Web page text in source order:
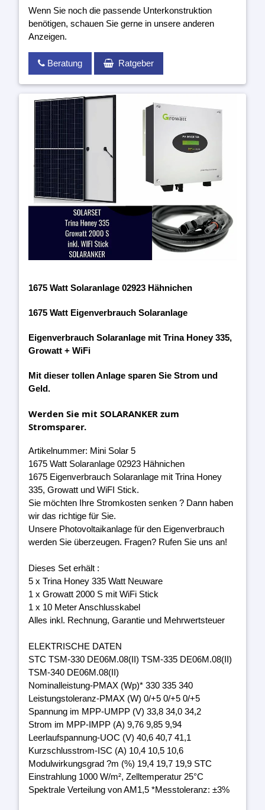
Wenn Sie noch die passende Unterkonstruktion
benötigen, schauen Sie gerne in unsere anderen
Anzeigen.
Beratung Ratgeber
1675 Watt Solaranlage 02923 Hähnichen
1675 Watt Eigenverbrauch Solaranlage
Eigenverbrauch Solaranlage mit Trina Honey 335,
Growatt + WiFi
Mit dieser tollen Anlage sparen Sie Strom und
Geld.
Werden Sie mit SOLARANKER zum
Stromsparer.
Artikelnummer: Mini Solar 5
1675 Watt Solaranlage 02923 Hähnichen
1675 Eigenverbrauch Solaranlage mit Trina Honey
335, Growatt und WiFI Stick.
Sie möchten Ihre Stromkosten senken ? Dann haben
wir das richtige für Sie.
Unsere Photovoltaikanlage für den Eigenverbrauch
werden Sie überzeugen. Fragen? Rufen Sie uns an!
Dieses Set erhält :
5 x Trina Honey 335 Watt Neuware
1 x Growatt 2000 S mit WiFi Stick
1 x 10 Meter Anschlusskabel
Alles inkl. Rechnung, Garantie und Mehrwertsteuer
ELEKTRISCHE DATEN
STC TSM-330 DE06M.08(II) TSM-335 DE06M.08(II)
TSM-340 DE06M.08(II)
Nominalleistung-PMAX (Wp)* 330 335 340
Leistungstoleranz-PMAX (W) 0/+5 0/+5 0/+5
Spannung im MPP-UMPP (V) 33,8 34,0 34,2
Strom im MPP-IMPP (A) 9,76 9,85 9,94
Leerlaufspannung-UOC (V) 40,6 40,7 41,1
Kurzschlusstrom-ISC (A) 10,4 10,5 10,6
Modulwirkungsgrad ?m (%) 19,4 19,7 19,9 STC
Einstrahlung 1000 W/m², Zelltemperatur 25°C
Spektrale Verteilung von AM1,5 *Messtoleranz: ±3%